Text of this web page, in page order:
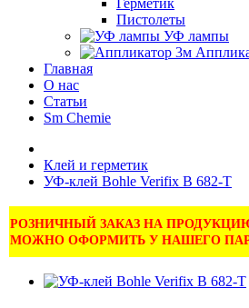
Пистолеты
УФ лампы
Главная
О нас
Статьи
Sm Chemie
Клей и герметик
УФ-клей Bohle Verifix B 682-T
РОЗНИЧНЫЙ ЗАКАЗ НА
МОЖНО ОФОРМИТЬ У НАШЕГО